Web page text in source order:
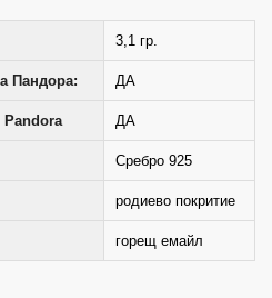
3,1 гр.
Пандора: ДА
Pandora ДА
Сребро 925
родиево покритие
горещ емайл